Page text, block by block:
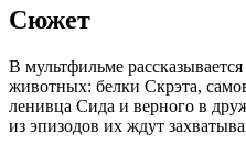
Сюжет
В мультфильме
животных: белки Скрэта,
ленивца Сида и верного в
из эпизодов их ждут